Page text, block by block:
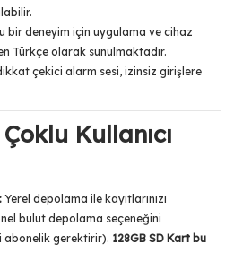
bir deneyim için uygulama ve cihaz
Türkçe olarak sunulmaktadır.
çekici alarm sesi, izinsiz girişlere
Kullanıcı
Yerel depolama ile kayıtlarınızı
bulut depolama seçeneğini
abonelik gerektirir). 128GB SD Kart bu